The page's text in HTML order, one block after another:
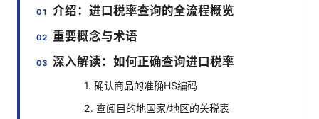
介绍：进口税率查询的全流程概览
重要概念与术语
深入解读：如何正确查询进口税率
1. 确认商品的准确HS编码
2. 查阅目的地国家/地区的关税表